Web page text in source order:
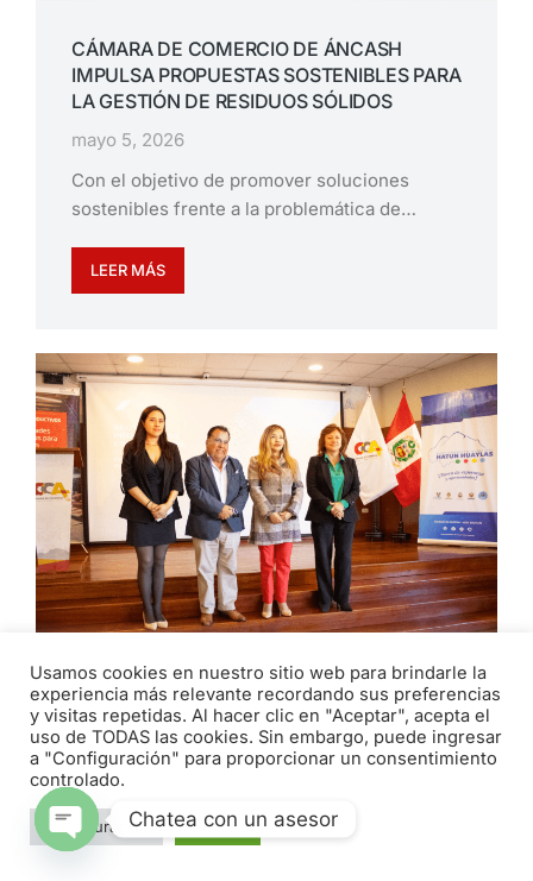
CÁMARA DE COMERCIO DE ÁNCASH
IMPULSA PROPUESTAS SOSTENIBLES PARA
LA GESTIÓN DE RESIDUOS SÓLIDOS
mayo 5, 2026
Con el objetivo de promover soluciones
sostenibles frente a la problemática de…
LEER MÁS
EMPRESARIOS Y AUTORIDADES
PARTICIPAN EN ENCUENTRO PROMOVIDO
POR LA CÁMARA DE COMERCIO DE
ÁNCASH
abril 29, 2026
Usamos cookies en nuestro sitio web para brindarle la
experiencia más relevante recordando sus preferencias
y visitas repetidas. Al hacer clic en "Aceptar", acepta el
uso de TODAS las cookies. Sin embargo, puede ingresar
a "Configuración" para proporcionar un consentimiento
controlado.
Configuración Aceptar
Chatea con un asesor